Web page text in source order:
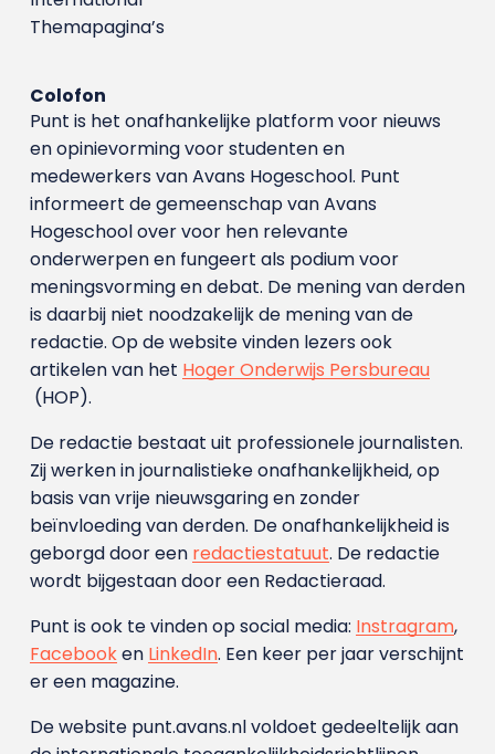
Themapagina’s
Colofon
Punt is het onafhankelijke platform voor nieuws
en opinievorming voor studenten en
medewerkers van Avans Hoge­school. Punt
informeert de gemeenschap van Avans
Hogeschool over voor hen relevante
onderwerpen en fungeert als podium voor
meningsvorming en debat. De mening van derden
is daarbij niet noodzakelijk de mening van de
redactie. Op de website vinden lezers ook
artikelen van het Hoger Onderwijs Persbureau
(HOP).
De redactie bestaat uit professionele journalisten.
Zij werken in journalistieke onafhankelijkheid, op
basis van vrije nieuwsgaring en zonder
beïnvloeding van derden. De onafhankelijkheid is
geborgd door een redactiestatuut. De redactie
wordt bijgestaan door een Redactieraad.
Punt is ook te vinden op social media: Instragram,
Facebooken LinkedIn. Een keer per jaar verschijnt
er een magazine.
De website punt.avans.nl voldoet gedeeltelijk aan